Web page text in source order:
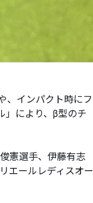
、インパクト時にフ
」により、β型のチ
憲選手、伊藤有志
エールレディスオー